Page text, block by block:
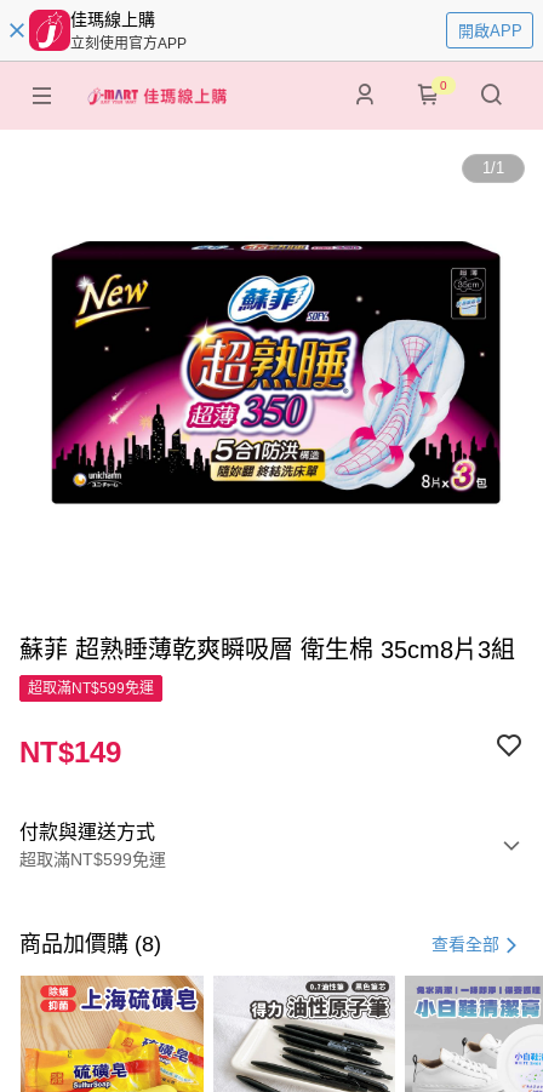
佳瑪線上購
立刻使用官方APP
開啟APP
0
1/1
蘇菲 超熟睡薄乾爽瞬吸層 衛生棉 35cm8片3組
超取滿NT$599免運
NT$149
付款與運送方式
超取滿NT$599免運
信用卡一次付款
超商取貨付款
LINE Pay
Apple Pay
商品加價購 (8) 查看全部